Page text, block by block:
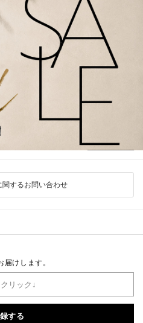
関するお問い合わせ
けします。
する